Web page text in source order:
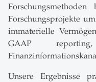
Forschungsmethoden
Forschungsprojekte
immaterielle
GAAP
Unsere Ergebnisse